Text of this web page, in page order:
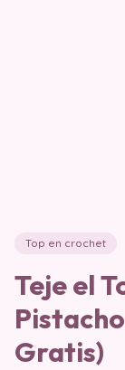
Top en crochet
Teje el
Gratis)